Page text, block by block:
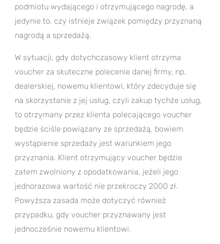
podmiotu wydającego i otrzymującego nagrodę, a
jedynie to, czy istnieje związek pomiędzy przyznaną
nagrodą a sprzedażą.
W sytuacji, gdy dotychczasowy klient otrzyma
voucher za skuteczne polecenie danej firmy, np.
dealerskiej, nowemu klientowi, który zdecyduje się
na skorzystanie z jej usług, czyli zakup tychże usług,
to otrzymany przez klienta polecającego voucher
będzie ściśle powiązany ze sprzedażą, bowiem
wystąpienie sprzedaży jest warunkiem jego
przyznania. Klient otrzymujący voucher będzie
zatem zwolniony z opodatkowania, jeżeli jego
jednorazowa wartość nie przekroczy 2000 zł.
Powyższa zasada może dotyczyć również
przypadku, gdy voucher przyznawany jest
jednocześnie nowemu klientowi.